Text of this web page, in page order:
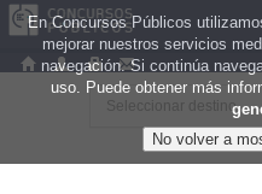
En Concursos Públicos
mejorar nuestros servicios
navegación. Si continúa
uso. Puede obtener más